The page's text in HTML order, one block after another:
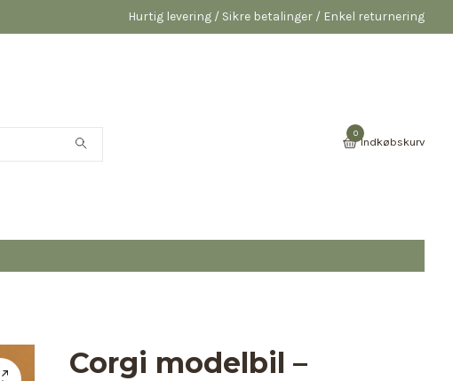
Hurtig levering / Sikre betalinger / Enkel returnering
0
Indkøbskurv
Corgi modelbil –